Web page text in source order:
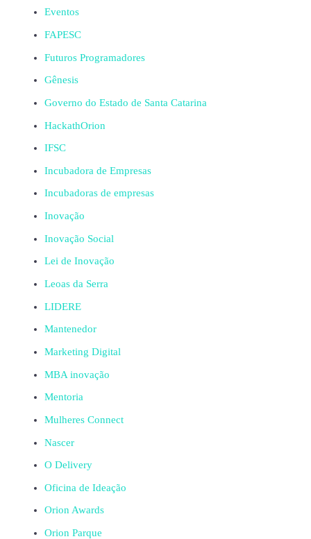
Eventos
FAPESC
Futuros Programadores
Gênesis
Governo do Estado de Santa Catarina
HackathOrion
IFSC
Incubadora de Empresas
Incubadoras de empresas
Inovação
Inovação Social
Lei de Inovação
Leoas da Serra
LIDERE
Mantenedor
Marketing Digital
MBA inovação
Mentoria
Mulheres Connect
Nascer
O Delivery
Oficina de Ideação
Orion Awards
Orion Parque